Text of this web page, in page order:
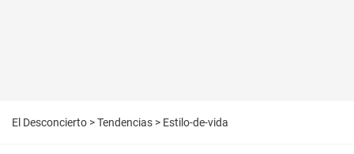
El Desconcierto >Tendencias > Estilo-de-vida